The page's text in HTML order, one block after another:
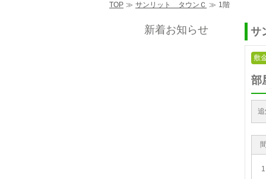
TOP ≫ サンリット タウンＣ ≫ 1階
サ
敷
部
新着お知らせ